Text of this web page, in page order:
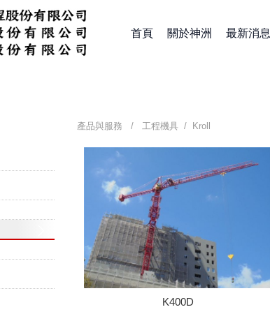
首頁 關於神洲 最新消息
產品與服務 / 工程機具 / Kroll
K400D